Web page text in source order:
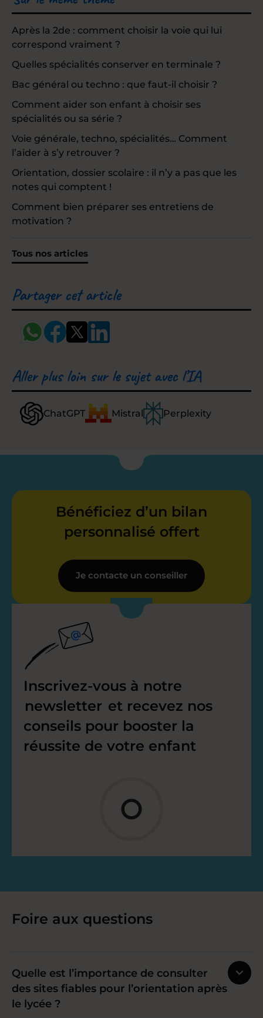
Après la 2de : comment choisir la voie qui lui
correspond vraiment ?
Quelles spécialités conserver en terminale ?
Bac général ou techno : que faut-il choisir ?
Comment aider son enfant à choisir ses
spécialités ou sa série ?
Voie générale, techno, spécialités… Comment
l’aider à s’y retrouver ?
Orientation, dossier scolaire : il n’y a pas que les
notes qui comptent !
Comment bien préparer ses entretiens de
motivation ?
Tous nos articles
Partager cet article
Aller plus loin sur le sujet avec l’IA
ChatGPT Mistral Perplexity
Bénéficiez d’un bilan
personnalisé offert
Je contacte un conseiller
Inscrivez-vous à notre
newsletter et recevez nos
conseils pour booster la
réussite de votre enfant
Foire aux questions
Quelle est l’importance de consulter
des sites fiables pour l’orientation après
le lycée ?